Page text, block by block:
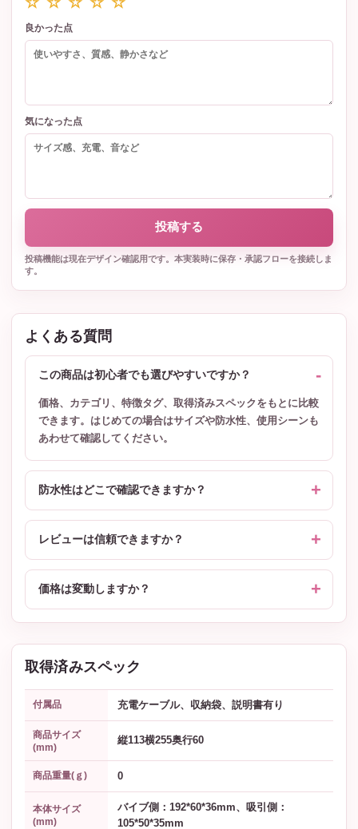
良かった点
気になった点
投稿する
投稿機能は現在デザイン確認用です。本実装時に保存・承認フローを接続しま
す。
よくある質問
この商品は初心者でも選びやすいですか？
価格、カテゴリ、特徴タグ、取得済みスペックをもとに比較
できます。はじめての場合はサイズや防水性、使用シーンも
あわせて確認してください。
防水性はどこで確認できますか？
レビューは信頼できますか？
価格は変動しますか？
取得済みスペック
付属品 充電ケーブル、収納袋、説明書有り
商品サイズ
(mm)
縦113横255奥行60
商品重量(ｇ) 0
本体サイズ
(mm)
バイブ側：192*60*36mm、吸引側：
105*50*35mm